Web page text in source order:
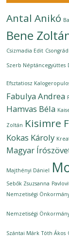
Antal Anikó
Bene
Csizmadia Edit
Szerb Néptáncegyüttes
Efsztatiosz
Fabulya Andrea
Hamvas Béla
Zoltán Kisimre
Kokas Károly
Magyar
Majthényi Dániel
Sebők Zsuzsanna
Nemzetiségi
Nemzetiségi
Szántai Márk Tóth Ákos